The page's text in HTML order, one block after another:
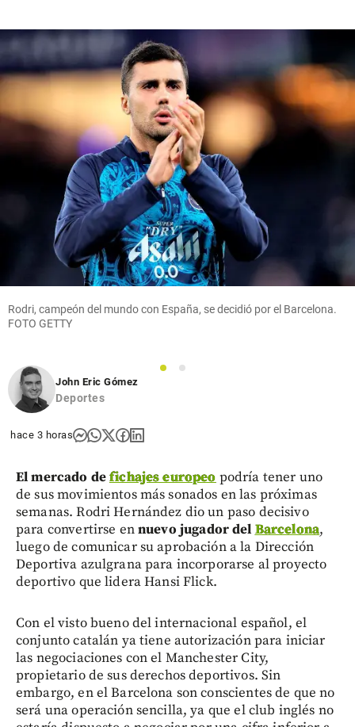
Rodri, campeón del mundo con España, se decidió por el Barcelona.
FOTO GETTY
1
2
John Eric Gómez
Deportes
hace 3 horas
El mercado defichajes europeo podría tener uno
de sus movimientos más sonados en las próximas
semanas. Rodri Hernández dio un paso decisivo
para convertirse ennuevo jugador del Barcelona,
luego de comunicar su aprobación a la Dirección
Deportiva azulgrana para incorporarse al proyecto
deportivo que lidera Hansi Flick.
Con el visto bueno del internacional español, el
conjunto catalán ya tiene autorización para iniciar
las negociaciones con el Manchester City,
propietario de sus derechos deportivos. Sin
embargo, en el Barcelona son conscientes de que no
será una operación sencilla, ya que el club inglés no